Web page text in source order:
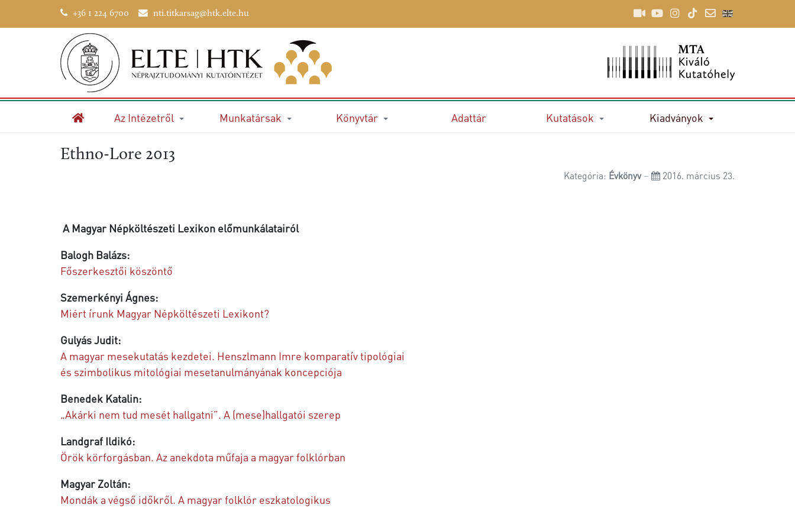
+36 1 224 6700 nti.titkarsag@htk.elte.hu
Kezdőlap
Az Intézetről Munkatársak Könyvtár Adattár Kutatások Kiadványok
Ethno-Lore 2013
Kategória: Évkönyv 2016. március 23.
A Magyar Népköltészeti Lexikon előmunkálatairól
Balogh Balázs:
Főszerkesztői köszöntő
Szemerkényi Ágnes:
Miért írunk Magyar Népköltészeti Lexikont?
Gulyás Judit:
A magyar mesekutatás kezdetei. Henszlmann Imre komparatív tipológiai
és szimbolikus mitológiai mesetanulmányának koncepciója
Benedek Katalin:
„Akárki nem tud mesét hallgatni”. A (mese)hallgatói szerep
Landgraf Ildikó:
Örök körforgásban. Az anekdota műfaja a magyar folklórban
Magyar Zoltán:
Mondák a végső időkről. A magyar folklór eszkatologikus